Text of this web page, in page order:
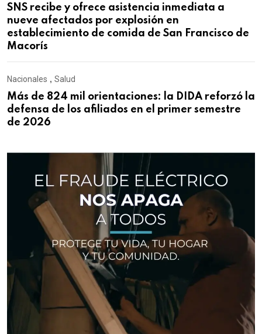
SNS recibe y ofrece asistencia inmediata a
nueve afectados por explosión en
establecimiento de comida de San Francisco de
Macorís
Nacionales , Salud
Más de 824 mil orientaciones: la DIDA reforzó la
defensa de los afiliados en el primer semestre
de 2026